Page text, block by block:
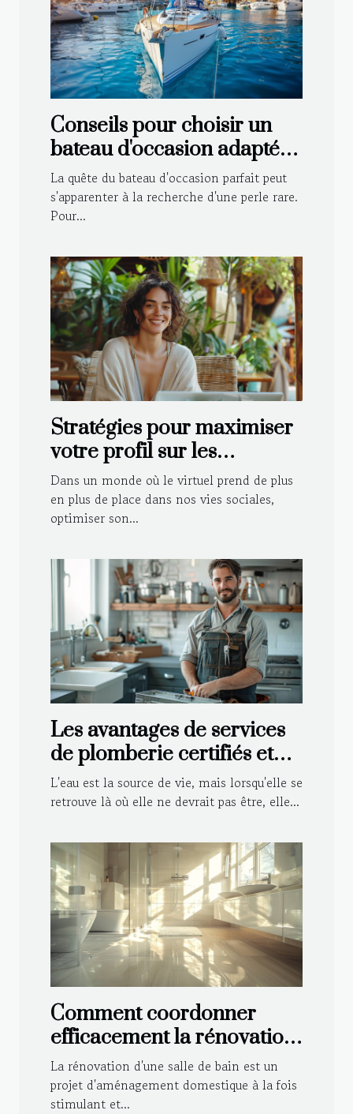
Conseils pour choisir un
bateau d'occasion adapté à
vos besoins
La quête du bateau d'occasion parfait peut
s'apparenter à la recherche d'une perle rare.
Pour...
Stratégies pour maximiser
votre profil sur les
plateformes de rencontre
Dans un monde où le virtuel prend de plus
en plus de place dans nos vies sociales,
optimiser son...
Les avantages de services
de plomberie certifiés et
agréés par les assurances
L'eau est la source de vie, mais lorsqu'elle se
retrouve là où elle ne devrait pas être, elle...
Comment coordonner
efficacement la rénovation
de votre salle de bain
La rénovation d'une salle de bain est un
projet d'aménagement domestique à la fois
stimulant et...